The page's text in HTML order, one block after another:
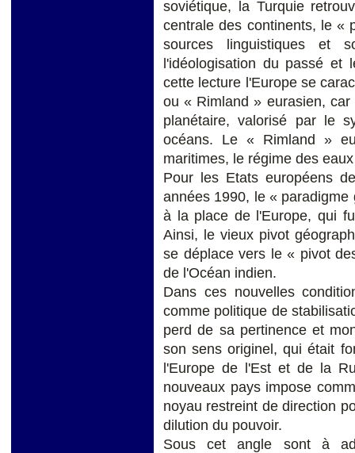
soviétique, la Turquie
centrale des continents, le «
sources linguistiques et
l'idéologisation du passé et
cette lecture l'Europe se
ou « Rimland » eurasien,
planétaire, valorisé par le
océans. Le « Rimland »
maritimes, le régime des
Pour les Etats européens
années 1990, le «
à la place de l'Europe, qui
Ainsi, le vieux pivot
se déplace vers le « pivot
de l'Océan indien.
Dans ces nouvelles
comme politique de
perd de sa pertinence et
son sens originel, qui était
l'Europe de l'Est et de la
nouveaux pays impose
noyau restreint de direction
dilution du pouvoir.
Sous cet angle sont à